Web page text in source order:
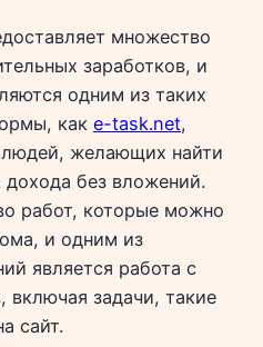
множество
заработков, и
одним из таких
как e-task.net,
желающих найти
дохода без вложений.
работ, которые можно
и одним из
является работа с
включая задачи, такие
сайт.